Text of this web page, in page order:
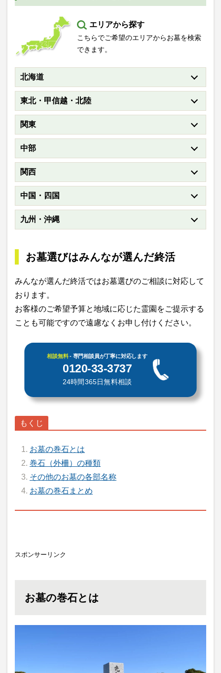
エリアから探す
こちらでご希望のエリアからお墓を検索
できます。
北海道
東北・甲信越・北陸
関東
中部
関西
中国・四国
九州・沖縄
お墓選びはみんなが選んだ終活
みんなが選んだ終活ではお墓選びのご相談に対応して
おります。
お客様のご希望予算と地域に応じた霊園をご提示する
ことも可能ですので遠慮なくお申し付けください。
相談無料- 専門相談員が丁寧に対応します
0120-33-3737
24時間365日無料相談
お墓の巻石とは
巻石（外柵）の種類
その他のお墓の各部名称
お墓の巻石まとめ
スポンサーリンク
お墓の巻石とは